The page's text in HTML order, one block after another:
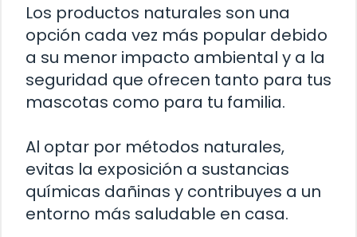
Los productos naturales son una
opción cada vez más popular debido
a su menor impacto ambiental y a la
seguridad que ofrecen tanto para tus
mascotas como para tu familia.
Al optar por métodos naturales,
evitas la exposición a sustancias
químicas dañinas y contribuyes a un
entorno más saludable en casa.